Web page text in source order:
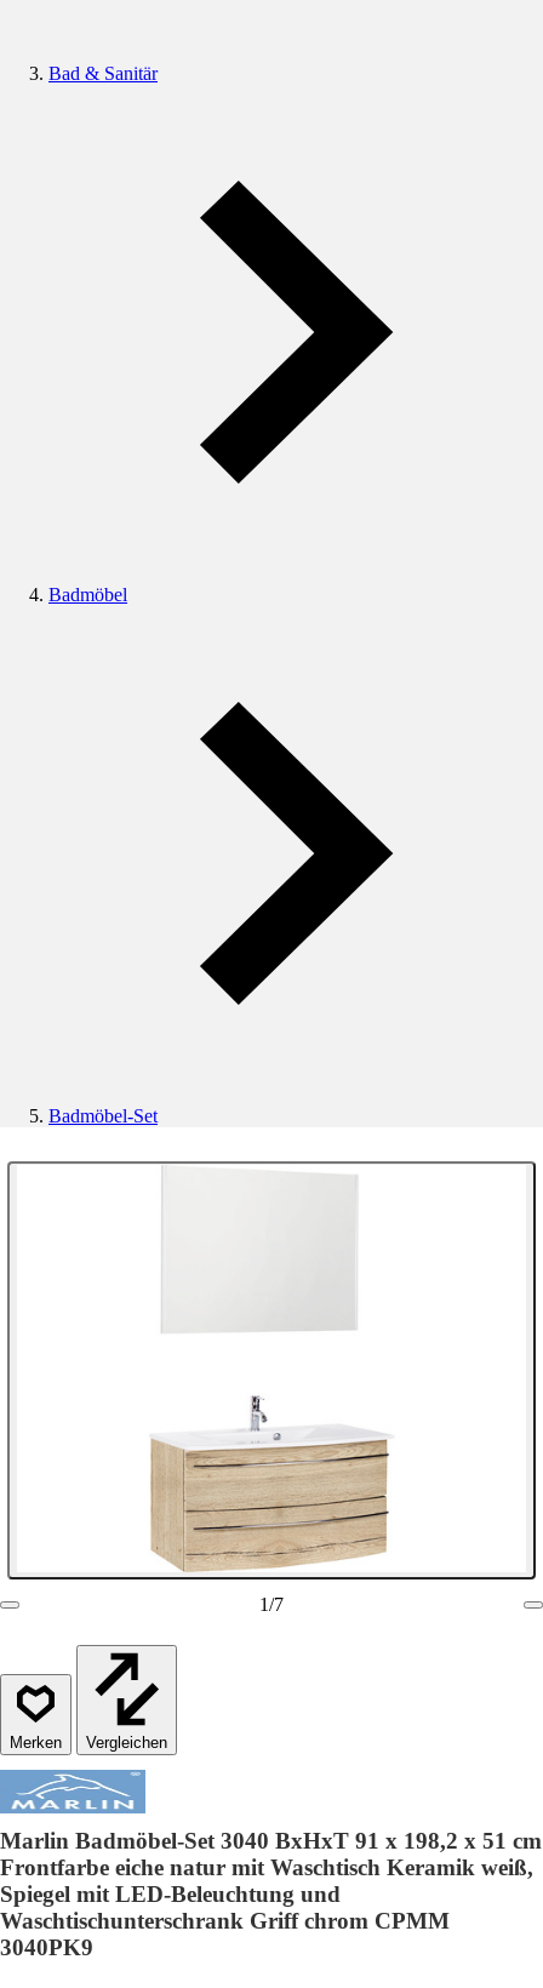
Bad & Sanitär
Badmöbel
Badmöbel-Set
1/7
Vergleichen
Marlin Badmöbel-Set 3040 BxHxT 91 x 198,2 x 51 cm
Frontfarbe eiche natur mit Waschtisch Keramik weiß,
Spiegel mit LED-Beleuchtung und
Waschtischunterschrank Griff chrom CPMM
3040PK9